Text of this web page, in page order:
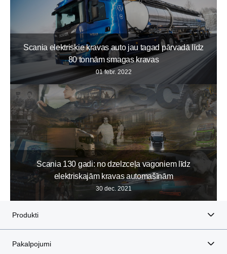
Scania elektriskie kravas auto jau tagad pārvadā līdz
80 tonnām smagas kravas
01 febr. 2022
Scania 130 gadi: no dzelzceļa vagoniem līdz
elektriskajām kravas automašīnām
30 dec. 2021
Produkti
Pakalpojumi